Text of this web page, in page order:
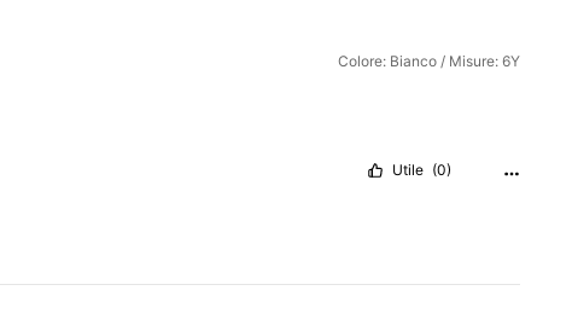
Colore: Bianco / Misure: 6Y
Utile (0)